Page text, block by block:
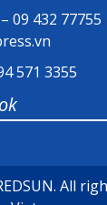
09 432 77755
571 3355
All